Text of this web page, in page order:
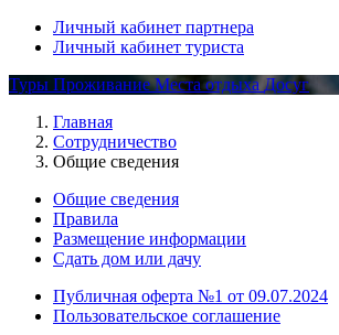
Личный кабинет партнера
Личный кабинет туриста
Туры ПроживаниеМеста отдыха Досуг
Главная
Сотрудничество
Общие сведения
Общие сведения
Правила
Размещение информации
Сдать дом или дачу
Публичная оферта №1 от 09.07.2024
Пользовательское соглашение